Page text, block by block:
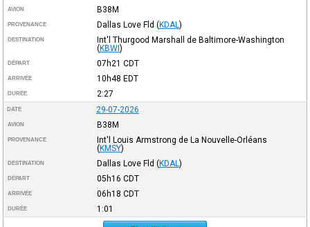
AVION B38M
PROVENANCE Dallas Love Fld (KDAL )
DESTINATION
Int'l Thurgood Marshall de Baltimore-Washington
(KBWI)
DÉPART 07h21 CDT
ARRIVÉE 10h48 EDT
DURÉE 2:27
DATE 29-07-2026
AVION B38M
PROVENANCE
Int'l Louis Armstrong de La Nouvelle-Orléans
(KMSY)
DESTINATION Dallas Love Fld (KDAL )
DÉPART 05h16 CDT
ARRIVÉE 06h18 CDT
DURÉE 1:01